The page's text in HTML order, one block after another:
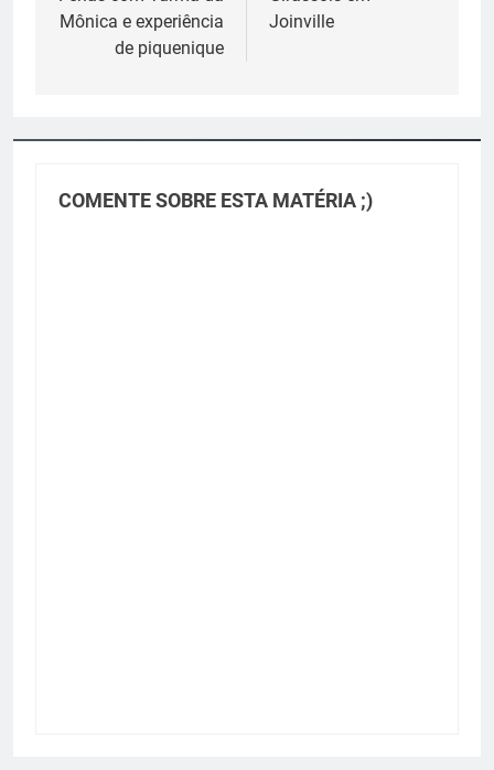
Post
Mônica e experiência
de piquenique
Joinville
COMENTE SOBRE ESTA MATÉRIA ;)